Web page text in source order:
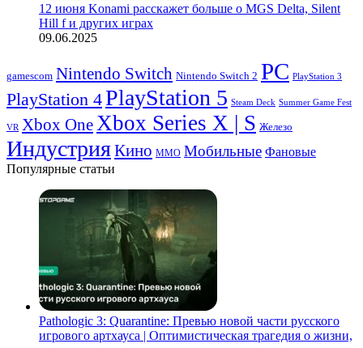
12 июня Konami расскажет больше о MGS Delta, Silent
Hill f и других играх
09.06.2025
gamescom Nintendo Switch Nintendo Switch 2 PC PlayStation 3
PlayStation 4PlayStation 5 Steam Deck Summer Game Fest
VR Xbox One Xbox Series X | S Железо
ИндустрияКино ММО Мобильные Фановые
Популярные статьи
Pathologic 3: Quarantine: Превью новой части русского
игрового артхауса | Оптимистическая трагедия о жизни,